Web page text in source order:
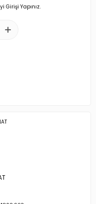
Girişi Yapınız.